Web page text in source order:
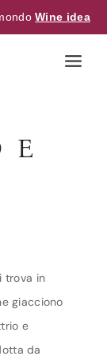
Wine idea
E
trova in
giacciono
e
da